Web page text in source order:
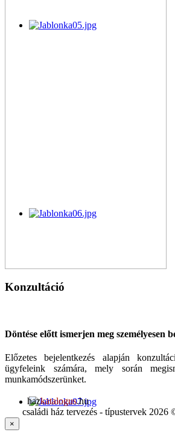
Konzultáció
Döntése előtt ismerjen meg személyesen
Előzetes bejelentkezés alapján
ügyfeleink számára, mely során
munkamódszerünket.
hazkatalogus.hu
családi ház tervezés - típustervek 2026
×